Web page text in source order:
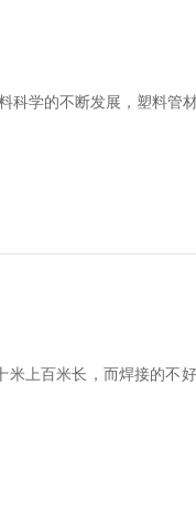
科学的不断发展，塑料管
上百米长，而焊接的不